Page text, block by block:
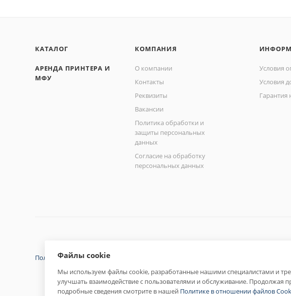
КАТАЛОГ
АРЕНДА ПРИНТЕРА И
МФУ
КОМПАНИЯ
О компании
Контакты
Реквизиты
Вакансии
Политика обработки и
защиты персональных
данных
Согласие на обработку
персональных данных
Условия
Условия
Гарантия
Политика конфиденциальности
Файлы cookie
Мы используем файлы cookie, разработанные нашими специалистами и
улучшать взаимодействие с пользователями и обслуживание. Продолжая
подробные сведения смотрите в нашей Политике в отношении файлов